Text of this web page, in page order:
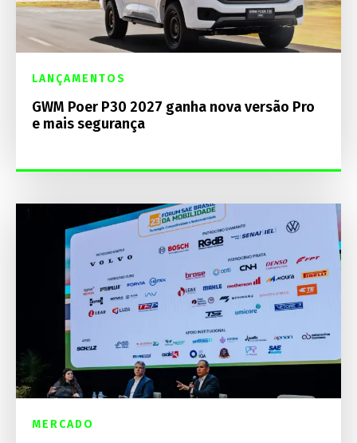
LANÇAMENTOS
GWM Poer P30 2027 ganha nova versão Pro
e mais segurança
MERCADO